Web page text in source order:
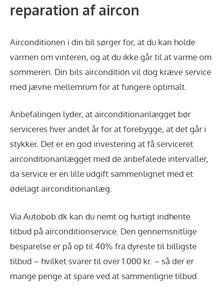
reparation af aircon
Airconditionen i din bil sørger for, at du kan holde
varmen om vinteren, og at du ikke går til at varme om
sommeren. Din bils aircondition vil dog kræve service
med jævne mellemrum for at fungere optimalt.
Anbefalingen lyder, at airconditionanlægget bør
serviceres hver andet år for at forebygge, at det går i
stykker. Det er en god investering at få serviceret
airconditionanlægget med de anbefalede intervaller,
da service er en lille udgift sammenlignet med et
ødelagt airconditionanlæg.
Via Autobob.dk kan du nemt og hurtigt indhente
tilbud på airconditionservice. Den gennemsnitlige
besparelse er på op til 40% fra dyreste til billigste
tilbud – hvilket svarer til over 1.000 kr. – så der er
mange penge at spare ved at sammenligne tilbud.